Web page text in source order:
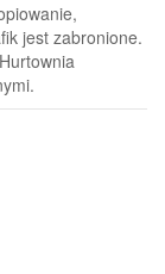
jest zabronione.